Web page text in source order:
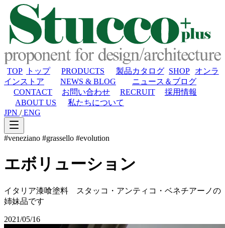
TOP トップ PRODUCTS 製品カタログ SHOP
オンラ
インストア
NEWS & BLOG
ニュース＆ブログ
CONTACT
お問い合わせ RECRUIT
採用情報
ABOUT US
私たちについて
JPN /ENG
#veneziano #grassello #evolution
エボリューション
イタリア漆喰塗料 スタッコ・アンティコ・ベネチアーノの
姉妹品です
2021/05/16